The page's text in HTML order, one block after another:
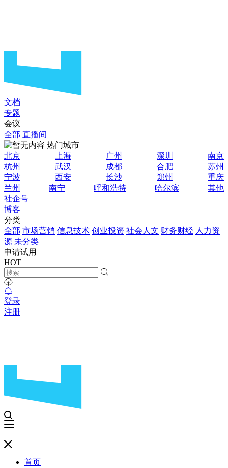
文档
专题
会议
全部 直播间
热门城市
北京
上海 广州 深圳
南京
杭州
武汉 成都 合肥
苏州
宁波
西安 长沙 郑州
重庆
兰州
南宁 呼和浩特 哈尔滨
其他
社企号
博客
分类
全部 市场营销 信息技术 创业投资 社会人文 财务财经 人力资
源 未分类
申请试用
HOT
登录
注册
首页